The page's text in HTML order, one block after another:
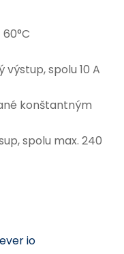
výstup, spolu 10 A
konštantným
spolu max. 240
io